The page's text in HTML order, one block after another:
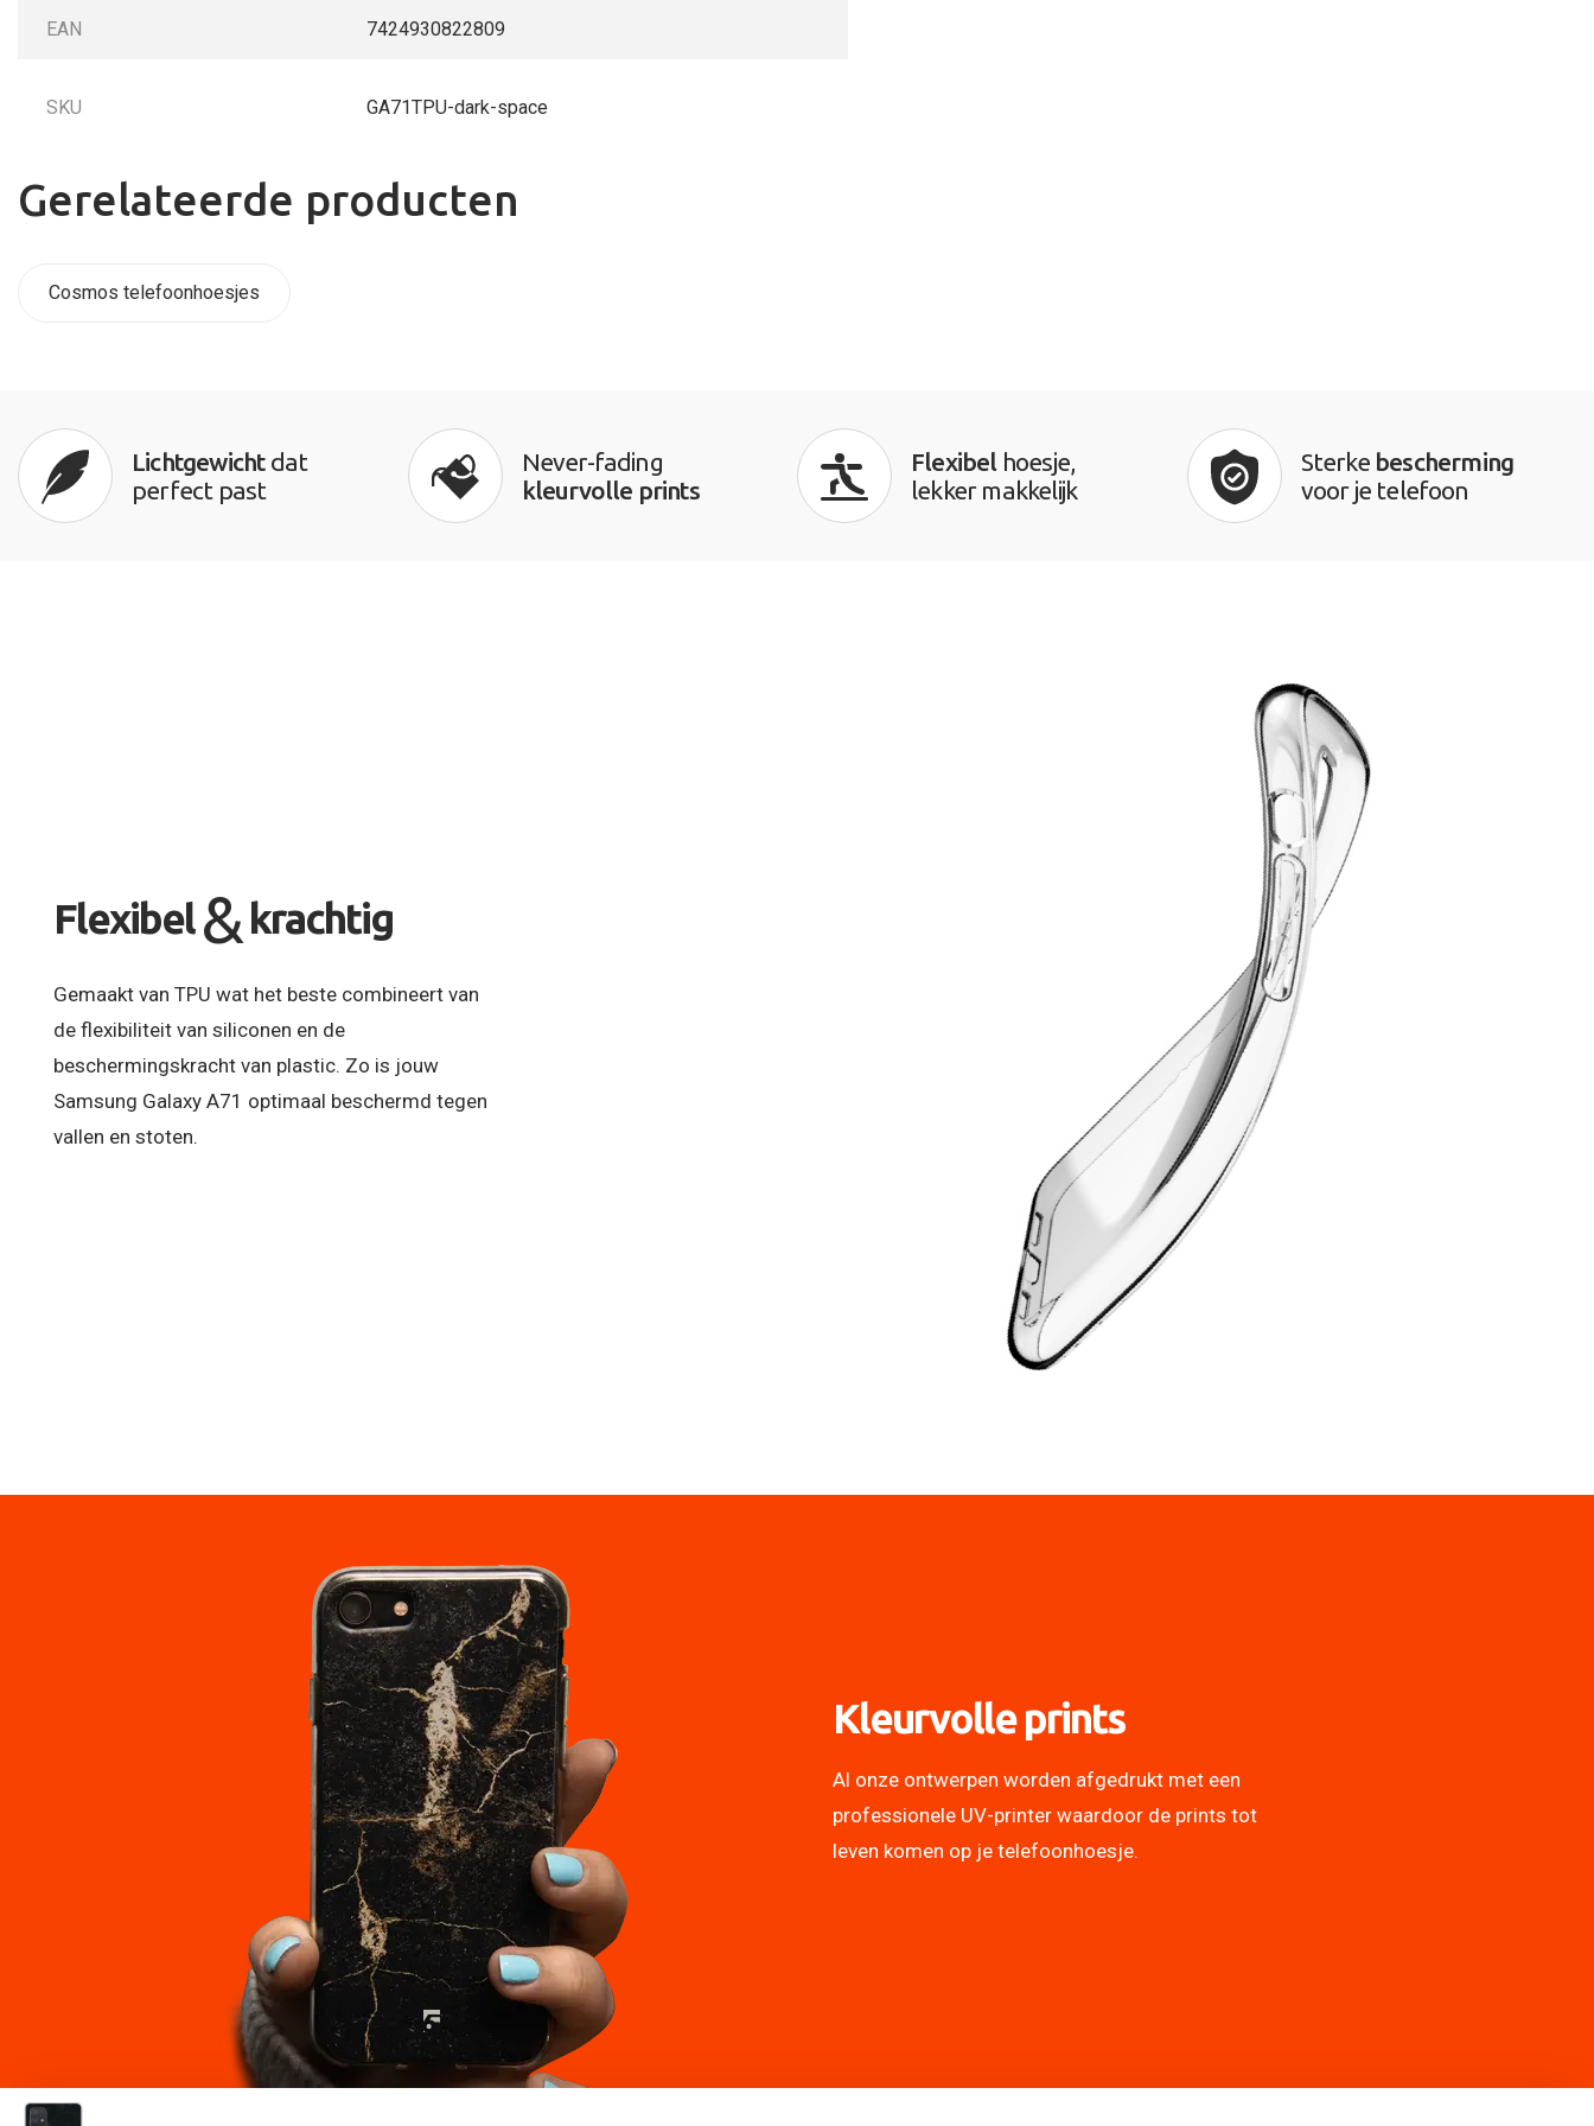
EAN 7424930822809
SKU GA71TPU-dark-space
Gerelateerde producten
Cosmos telefoonhoesjes
Lichtgewichtdat
perfect past
Never-fading
kleurvolle prints
Flexibelhoesje,
lekker makkelijk
Sterke bescherming
voor je telefoon
Flexibel & krachtig
Gemaakt van TPU wat het beste combineert van
de flexibiliteit van siliconen en de
beschermingskracht van plastic. Zo is jouw
Samsung Galaxy A71 optimaal beschermd tegen
vallen en stoten.
Kleurvolle prints
Al onze ontwerpen worden afgedrukt met een
professionele UV-printer waardoor de prints tot
leven komen op je telefoonhoesje.